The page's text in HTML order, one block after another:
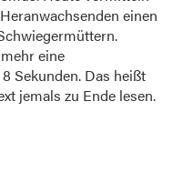
einen
eine
Sekunden. Das heißt
jemals zu Ende lesen.